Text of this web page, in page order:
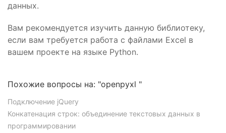
данных.
Вам рекомендуется изучить данную библиотеку,
если вам требуется работа с файлами Excel в
вашем проекте на языке Python.
Похожие вопросы на: "openpyxl "
Подключение jQuery
Конкатенация строк: объединение текстовых данных в
программировании